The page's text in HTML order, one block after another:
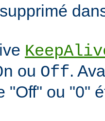
ou Off.
"Off" ou "0"